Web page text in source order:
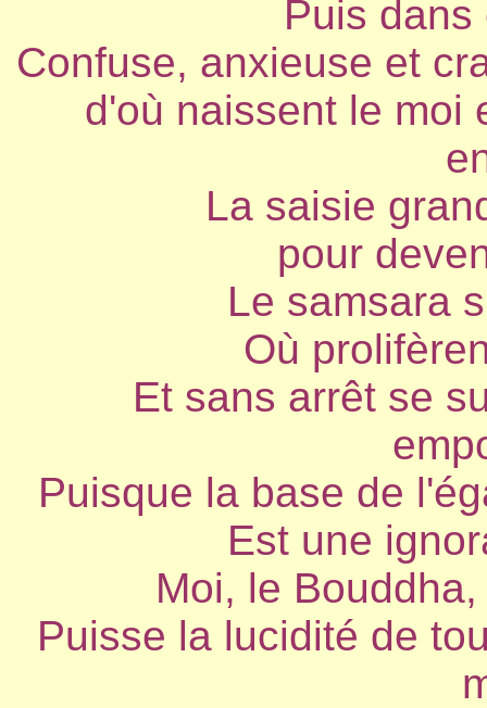
Puis
Confuse, anxieuse et
d'où naissent le moi
La saisie
pour
Le samsara
Où
Et sans arrêt se
Puisque la base de
Est une
Moi, le
Puisse la lucidité de